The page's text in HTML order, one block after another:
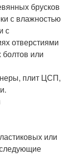
брусков
с влажностью
с
отверстиями
болтов или
плит ЦСП,
или